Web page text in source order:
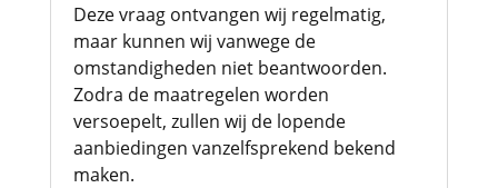
Deze vraag ontvangen wij regelmatig,
maar kunnen wij vanwege de
omstandigheden niet beantwoorden.
Zodra de maatregelen worden
versoepelt, zullen wij de lopende
aanbiedingen vanzelfsprekend bekend
maken.